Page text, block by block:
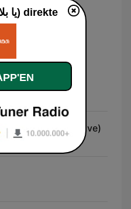
El Ghiwane (Live)
yabiladi (يا بلادى) direkte